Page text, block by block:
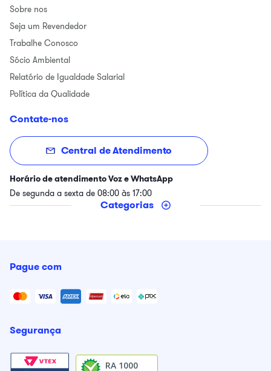
Sobre nos
Seja um Revendedor
Trabalhe Conosco
Sócio Ambiental
Relatório de Igualdade Salarial
Política da Qualidade
Contate-nos
Central de Atendimento
Horário de atendimento Voz e WhatsApp
De segunda a sexta de 08:00 às 17:00
Categorias
Pague com
Segurança
RA 1000